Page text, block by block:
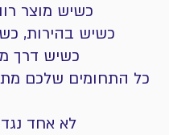
כשיש מוצר
כשיש בהירות,
כשיש דרך
כל התחומים שלכם
לא אחד